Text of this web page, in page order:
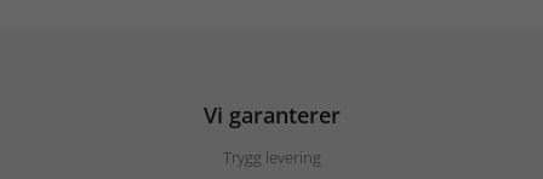
Vi garanterer
Trygg levering